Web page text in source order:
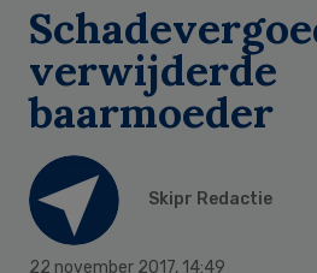
verwijderde
baarmoeder
Skipr Redactie
22 november 2017, 14:49